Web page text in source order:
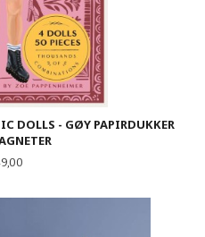
DOLLS - GØY PAPIRDUKKER